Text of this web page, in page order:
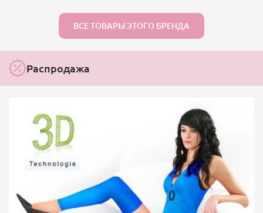
ВСЕ ТОВАРЫ ЭТОГО БРЕНДА
Распродажа